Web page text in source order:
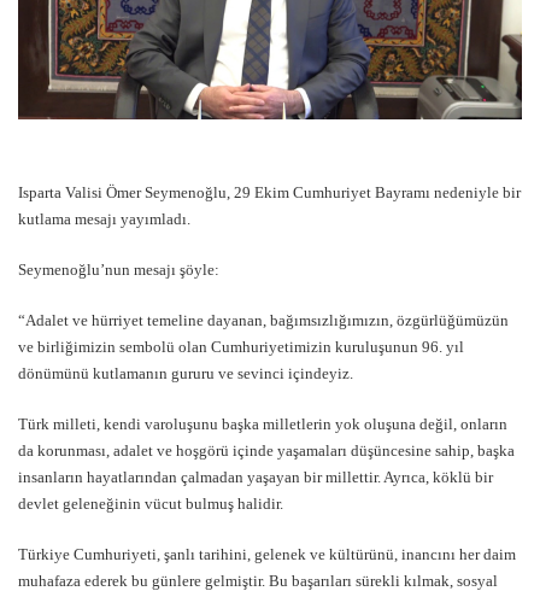
Isparta Valisi Ömer Seymenoğlu, 29 Ekim Cumhuriyet Bayramı nedeniyle bir
kutlama mesajı yayımladı.
Seymenoğlu’nun mesajı şöyle:
“Adalet ve hürriyet temeline dayanan, bağımsızlığımızın, özgürlüğümüzün
ve birliğimizin sembolü olan Cumhuriyetimizin kuruluşunun 96. yıl
dönümünü kutlamanın gururu ve sevinci içindeyiz.
Türk milleti, kendi varoluşunu başka milletlerin yok oluşuna değil, onların
da korunması, adalet ve hoşgörü içinde yaşamaları düşüncesine sahip, başka
insanların hayatlarından çalmadan yaşayan bir millettir. Ayrıca, köklü bir
devlet geleneğinin vücut bulmuş halidir.
Türkiye Cumhuriyeti, şanlı tarihini, gelenek ve kültürünü, inancını her daim
muhafaza ederek bu günlere gelmiştir. Bu başarıları sürekli kılmak, sosyal